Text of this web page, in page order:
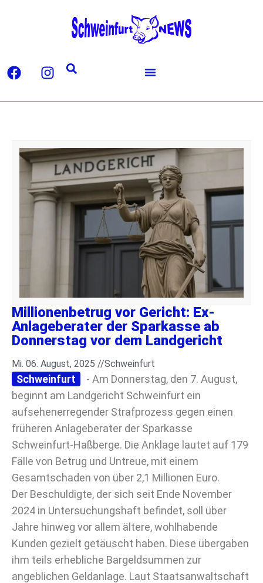
Millionenbetrug vor Gericht: Ex-
Anlageberater der Sparkasse ab
Donnerstag vor dem Landgericht
Mi. 06. August, 2025 //Schweinfurt
Schweinfurt
- Am Donnerstag, den 7. August,
beginnt am Landgericht Schweinfurt ein
aufsehenerregender Strafprozess gegen einen
früheren Anlageberater der Sparkasse
Schweinfurt-Haßberge. Die Anklage lautet auf 179
Fälle von Betrug und Untreue, mit einem
Gesamtschaden von über 2,1 Millionen Euro.
Der Beschuldigte, der sich seit Ende November
2024 in Untersuchungshaft befindet, soll über
Jahre hinweg vor allem ältere, wohlhabende
Kunden gezielt getäuscht haben. Diese übergaben
ihm teils erhebliche Bargeldsummen zur
angeblichen Geldanlage. Laut Staatsanwaltschaft